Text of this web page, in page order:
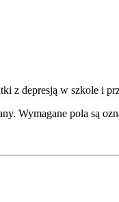
z depresją w szkole i
Wymagane pola są